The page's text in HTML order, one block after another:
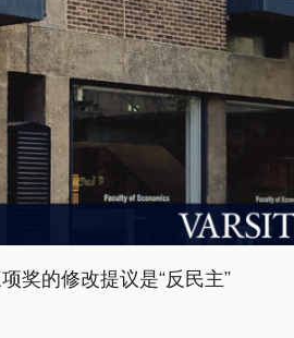
奖的修改提议是“反民主”